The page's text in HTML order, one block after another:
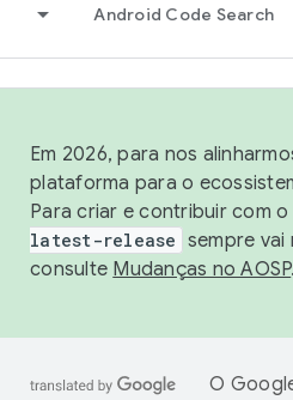
Android Code Search
Em 2026, para nos
plataforma para o
Para criar e contribuir com o
latest-release sempre vai
consulte Mudanças no AOSP.
O